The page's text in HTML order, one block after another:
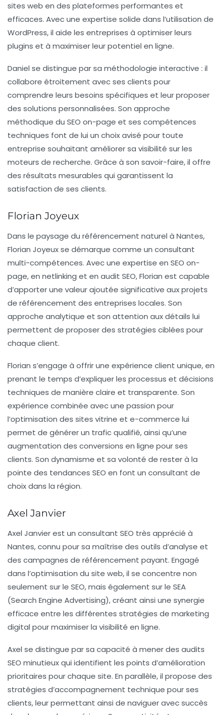
sites web en des plateformes performantes et
efficaces. Avec une expertise solide dans l’utilisation de
WordPress, il aide les entreprises à optimiser leurs
plugins et à maximiser leur potentiel en ligne.
Daniel se distingue par sa méthodologie interactive : il
collabore étroitement avec ses clients pour
comprendre leurs besoins spécifiques et leur proposer
des solutions personnalisées. Son approche
méthodique du SEO on-page et ses compétences
techniques font de lui un choix avisé pour toute
entreprise souhaitant améliorer sa visibilité sur les
moteurs de recherche. Grâce à son savoir-faire, il offre
des résultats mesurables qui garantissent la
satisfaction de ses clients.
Florian Joyeux
Dans le paysage du référencement naturel à Nantes,
Florian Joyeuxse démarque comme un consultant
multi-compétences. Avec une expertise en SEO on-
page, en netlinking et en audit SEO, Florian est capable
d’apporter une valeur ajoutée significative aux projets
de référencement des entreprises locales. Son
approche analytique et son attention aux détails lui
permettent de proposer des stratégies ciblées pour
chaque client.
Florian s’engage à offrir une expérience client unique, en
prenant le temps d’expliquer les processus et décisions
techniques de manière claire et transparente. Son
expérience combinée avec une passion pour
l’optimisation des sites vitrine et e-commerce lui
permet de générer un trafic qualifié, ainsi qu’une
augmentation des conversions en ligne pour ses
clients. Son dynamisme et sa volonté de rester à la
pointe des tendances SEO en font un consultant de
choix dans la région.
Axel Janvier
Axel Janvierest un consultant SEO très apprécié à
Nantes, connu pour sa maîtrise des outils d’analyse et
des campagnes de référencement payant. Engagé
dans l’optimisation du site web, il se concentre non
seulement sur le SEO, mais également sur le SEA
(Search Engine Advertising), créant ainsi une synergie
efficace entre les différentes stratégies de marketing
digital pour maximiser la visibilité en ligne.
Axel se distingue par sa capacité à mener des audits
SEO minutieux qui identifient les points d’amélioration
prioritaires pour chaque site. En parallèle, il propose des
stratégies d’accompagnement technique pour ses
clients, leur permettant ainsi de naviguer avec succès